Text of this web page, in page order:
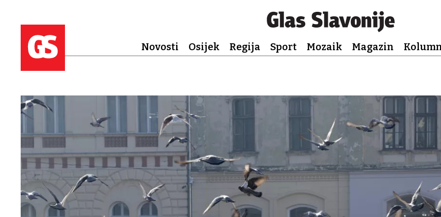
Novosti Osijek Regija Sport Mozaik Magazin